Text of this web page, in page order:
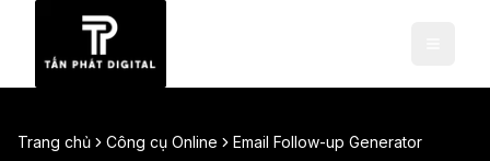
Trang chủ Công cụ Online Email Follow-up Generator